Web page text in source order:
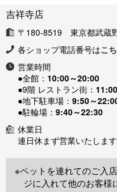
吉祥寺店
〒180-8519 東京都武蔵
各ショップ電話番号はこ
営業時間
●全館： 10:00～20:00
●9階 レストラン街：
●地下駐車場： 9:50～
●駐輪場： 9:40～22:30
休業日
連日休まず営業いたします
※ペットを連れてのご入
ジに入れて他のお客様